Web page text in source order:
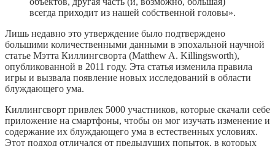
всегда приходит из нашей собственной головы».
Лишь недавно это утверждение было подтверждено
большими количественными данными в эпохальной научной
статье Мэтта Киллингсворта (Matthew A. Killingsworth),
опубликованной в 2011 году. Эта статья изменила правила
игры и вызвала появление новых исследований в области
блуждающего ума.
Киллингсворт привлек 5000 участников, которые скачали себе
приложение на смартфоны, чтобы он мог изучать изменение и
содержание их блуждающего ума в естественных условиях.
Этот подход отличался от предыдущих попыток, в которых